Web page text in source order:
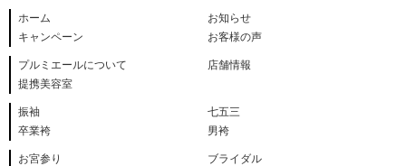
ホーム
お知らせ
キャンペーン
お客様の声
プルミエールについて
店舗情報
提携美容室
振袖
七五三
卒業袴
男袴
お宮参り
ブライダル